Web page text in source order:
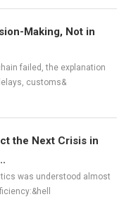
Making, Not in
failed, the explanation
customs&
the Next Crisis in
was understood almost